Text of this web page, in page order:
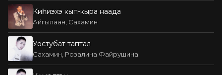
Киһиэхэ кып-кыра наада
Айгылаан, Сахамин
Уостубат таптал
Сахамин, Розалина Файрушина